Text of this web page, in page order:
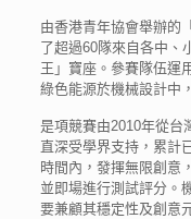
由香港青年協會舉辦的
了超過60隊來自各中、
王」寶座。參賽隊伍運
綠色能源於機械設計中
是項競賽由2010年從台
直深受學界支持，累計
時間內，發揮無限創意
並即場進行測試評分。
要兼顧其穩定性及創意